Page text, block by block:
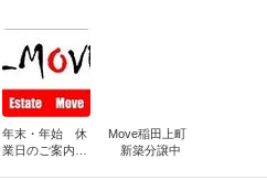
年末・年始 休
業日のご案内
Move稲田上町
新築分譲中